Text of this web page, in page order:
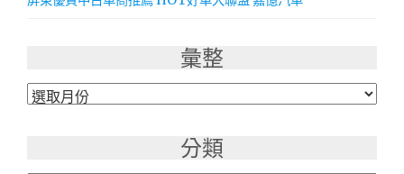
彙整
彙
分類